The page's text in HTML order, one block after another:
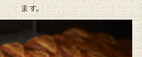
ます。